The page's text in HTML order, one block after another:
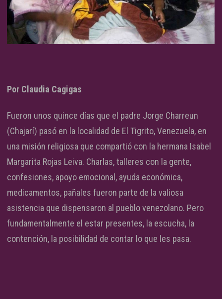
Por Claudia Cagigas
Fueron unos quince días que el padre Jorge Charreun
(Chajarí) pasó en la localidad de El Tigrito, Venezuela, en
una misión religiosa que compartió con la hermana Isabel
Margarita Rojas Leiva. Charlas, talleres con la gente,
confesiones, apoyo emocional, ayuda económica,
medicamentos, pañales fueron parte de la valiosa
asistencia que dispensaron al pueblo venezolano. Pero
fundamentalmente el estar presentes, la escucha, la
contención, la posibilidad de contar lo que les pasa.